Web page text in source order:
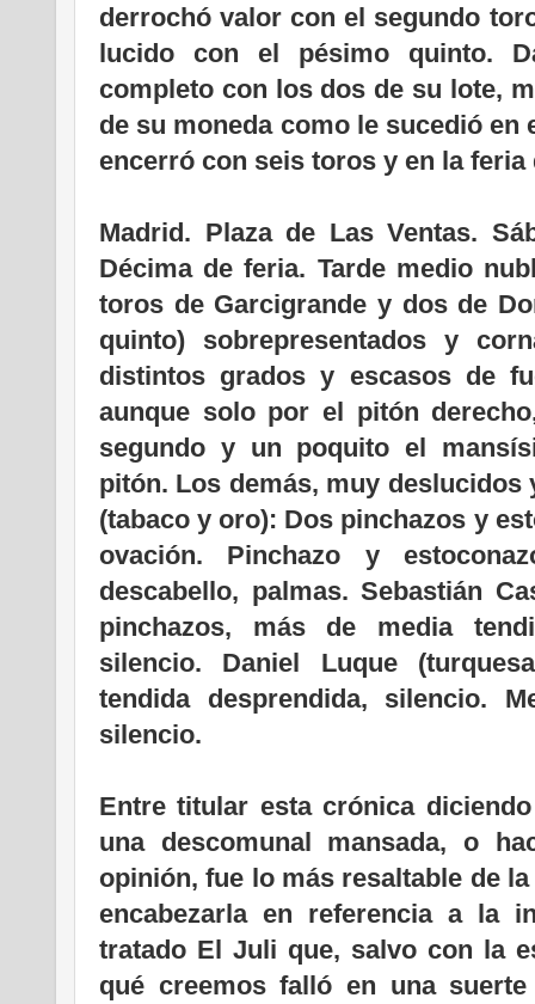
derrochó valor con el segundo
lucido con el pésimo quinto.
completo con los dos de su lote,
de su moneda como le sucedió en
encerró con seis toros y en la feria
Madrid. Plaza de Las Ventas.
Décima de feria. Tarde medio
toros de Garcigrande y dos de
quinto) sobrepresentados y
distintos grados y escasos de
aunque solo por el pitón
segundo y un poquito el
pitón. Los demás, muy deslucidos
(tabaco y oro): Dos pinchazos y
ovación. Pinchazo y
descabello, palmas. Sebastián
pinchazos, más de media
silencio. Daniel Luque
tendida desprendida, silencio.
silencio.
Entre titular esta crónica
una descomunal mansada, o
opinión, fue lo más resaltable de
encabezarla en referencia a la
tratado El Juli que, salvo con la
qué creemos falló en una